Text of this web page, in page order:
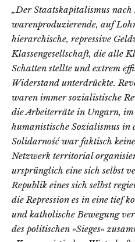
„Der Staatskapitalismus
warenproduzierende, auf
hierarchische, repressive
Klassengesellschaft, die alle
Schatten stellte und extrem
Widerstand unterdrückte.
waren immer sozialistische
die Arbeiterräte in Ungarn,
humanistische Sozialismus in
Solidarność war faktisch
Netzwerk territorial
ursprünglich eine sich selbst
Republik eines sich selbst
die Repression es in eine tief
und katholische Bewegung
des politischen »Sieges«